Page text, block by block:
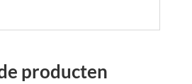
producten